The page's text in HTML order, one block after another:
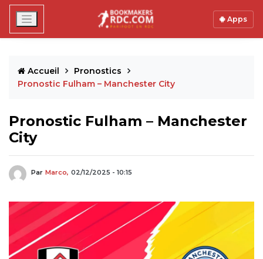
Apps
Accueil
Pronostics
Pronostic Fulham – Manchester City
Pronostic Fulham – Manchester
City
Par Marco, 02/12/2025 - 10:15